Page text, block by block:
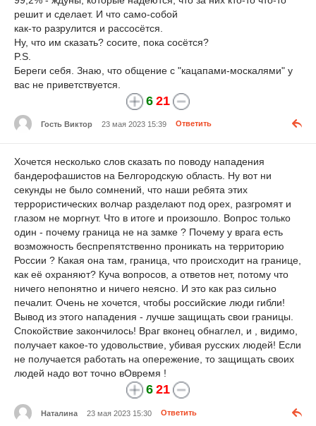
решит и сделает. И что само-собой
как-то разрулится и рассосётся.
Ну, что им сказать? сосите, пока сосётся?
P.S.
Береги себя. Знаю, что общение с "кацапами-москалями" у
вас не приветствуется.
6 21
Гость Виктор 23 мая 2023 15:39 Ответить
Хочется несколько слов сказать по поводу нападения
бандерофашистов на Белгородскую область. Ну вот ни
секунды не было сомнений, что наши ребята этих
террористических волчар разделают под орех, разгромят и
глазом не моргнут. Что в итоге и произошло. Вопрос только
один - почему граница не на замке ? Почему у врага есть
возможность беспрепятственно проникать на территорию
России ? Какая она там, граница, что происходит на границе,
как её охраняют? Куча вопросов, а ответов нет, потому что
ничего непонятно и ничего неясно. И это как раз сильно
печалит. Очень не хочется, чтобы российские люди гибли!
Вывод из этого нападения - лучше защищать свои границы.
Спокойствие закончилось! Враг вконец обнаглел, и , видимо,
получает какое-то удовольствие, убивая русских людей! Если
не получается работать на опережение, то защищать своих
людей надо вот точно вОвремя !
6 21
Наталина 23 мая 2023 15:30 Ответить